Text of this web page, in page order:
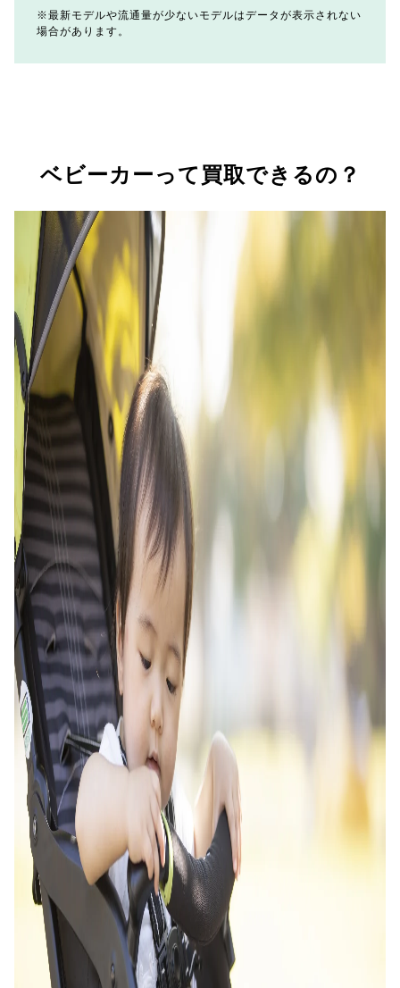
最新モデルや流通量が少ないモデルはデータが表示されない
場合があります。
ベビーカーって買取できるの？